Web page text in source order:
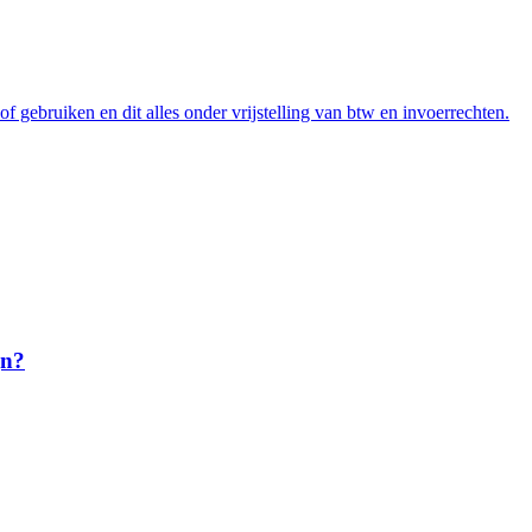
gebruiken en dit alles onder vrijstelling van btw en invoerrechten.